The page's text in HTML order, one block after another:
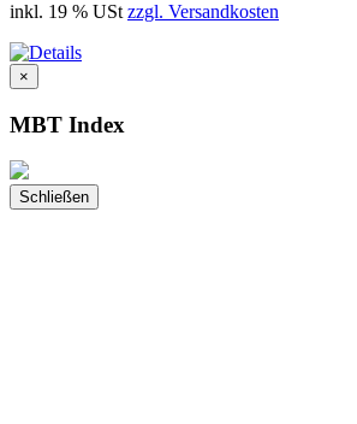
inkl. 19 % USt zzgl. Versandkosten
×
MBT Index
Schließen